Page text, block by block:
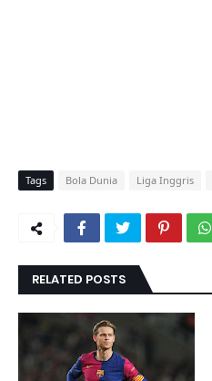
Tags Bola Dunia Liga Inggris
RELATED POSTS